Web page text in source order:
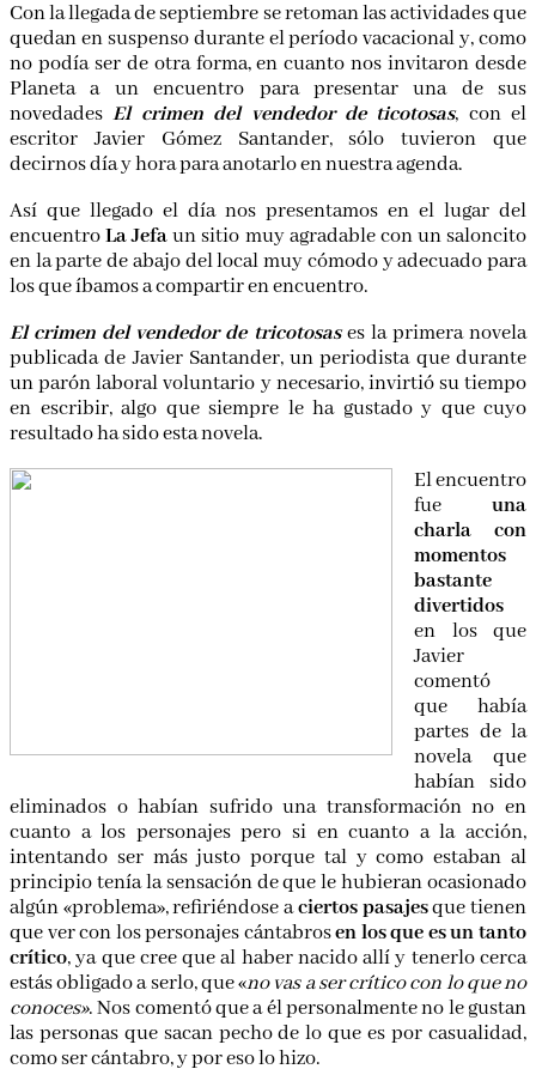
Con la llegada de septiembre se retoman las actividades que
quedan en suspenso durante el período vacacional y, como
no podía ser de otra forma, en cuanto nos invitaron desde
Planeta a un encuentro para presentar una de sus
novedadesEl crimen del vendedor de ticotosas, con el
escritor Javier Gómez Santander, sólo tuvieron que
decirnos día y hora para anotarlo en nuestra agenda.
Así que llegado el día nos presentamos en el lugar del
encuentroLa Jefaun sitio muy agradable con un saloncito
en la parte de abajo del local muy cómodo y adecuado para
los que íbamos a compartir en encuentro.
El crimen del vendedor de tricotosases la primera novela
publicada de Javier Santander, un periodista que durante
un parón laboral voluntario y necesario, invirtió su tiempo
en escribir, algo que siempre le ha gustado y que cuyo
resultado ha sido esta novela.
El encuentro
fue una
charla con
momentos
bastante
divertidos
en los que
Javier
comentó
que había
partes de la
novela que
habían sido
eliminados o habían sufrido una transformación no en
cuanto a los personajes pero si en cuanto a la acción,
intentando ser más justo porque tal y como estaban al
principio tenía la sensación de que le hubieran ocasionado
algún «problema», refiriéndose aciertos pasajesque tienen
que ver con los personajes cántabrosen los que es un tanto
crítico, ya que cree que al haber nacido allí y tenerlo cerca
estás obligado a serlo, que «no vas a ser crítico con lo que no
conoces». Nos comentó que a él personalmente no le gustan
las personas que sacan pecho de lo que es por casualidad,
como ser cántabro, y por eso lo hizo.